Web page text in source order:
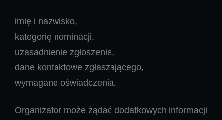
imię i nazwisko,
kategorię nominacji,
uzasadnienie zgłoszenia,
dane kontaktowe zgłaszającego,
wymagane oświadczenia.
Organizator może żądać dodatkowych informacji